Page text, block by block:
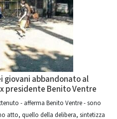
giovani abbandonato al
presidente Benito Ventre
- afferma Benito Ventre - sono
atto, quello della delibera, sintetizza